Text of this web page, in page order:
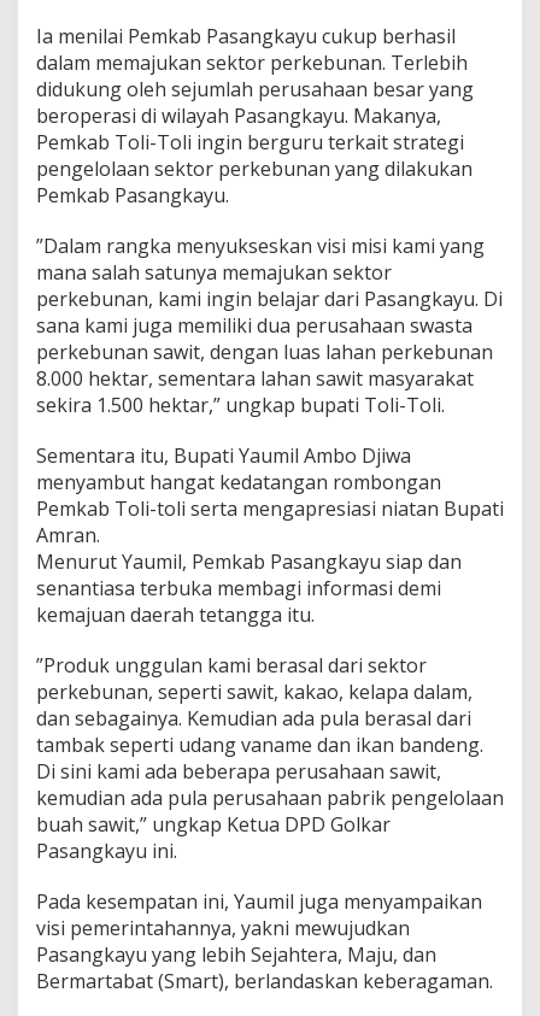
e
r
a
h
d
i
H
a
d
p
a
B
u
p
a
t
o
i
o
l
i
Ia menilai Pemkab Pasangkayu cukup berhasil
dalam memajukan sektor perkebunan. Terlebih
didukung oleh sejumlah perusahaan besar yang
beroperasi di wilayah Pasangkayu. Makanya,
Pemkab Toli-Toli ingin berguru terkait strategi
pengelolaan sektor perkebunan yang dilakukan
Pemkab Pasangkayu.
”Dalam rangka menyukseskan visi misi kami yang
mana salah satunya memajukan sektor
perkebunan, kami ingin belajar dari Pasangkayu. Di
sana kami juga memiliki dua perusahaan swasta
perkebunan sawit, dengan luas lahan perkebunan
8.000 hektar, sementara lahan sawit masyarakat
sekira 1.500 hektar,” ungkap bupati Toli-Toli.
Sementara itu, Bupati Yaumil Ambo Djiwa
menyambut hangat kedatangan rombongan
Pemkab Toli-toli serta mengapresiasi niatan Bupati
Amran.
Menurut Yaumil, Pemkab Pasangkayu siap dan
senantiasa terbuka membagi informasi demi
kemajuan daerah tetangga itu.
”Produk unggulan kami berasal dari sektor
perkebunan, seperti sawit, kakao, kelapa dalam,
dan sebagainya. Kemudian ada pula berasal dari
tambak seperti udang vaname dan ikan bandeng.
Di sini kami ada beberapa perusahaan sawit,
kemudian ada pula perusahaan pabrik pengelolaan
buah sawit,” ungkap Ketua DPD Golkar
Pasangkayu ini.
Pada kesempatan ini, Yaumil juga menyampaikan
visi pemerintahannya, yakni mewujudkan
Pasangkayu yang lebih Sejahtera, Maju, dan
Bermartabat (Smart), berlandaskan keberagaman.